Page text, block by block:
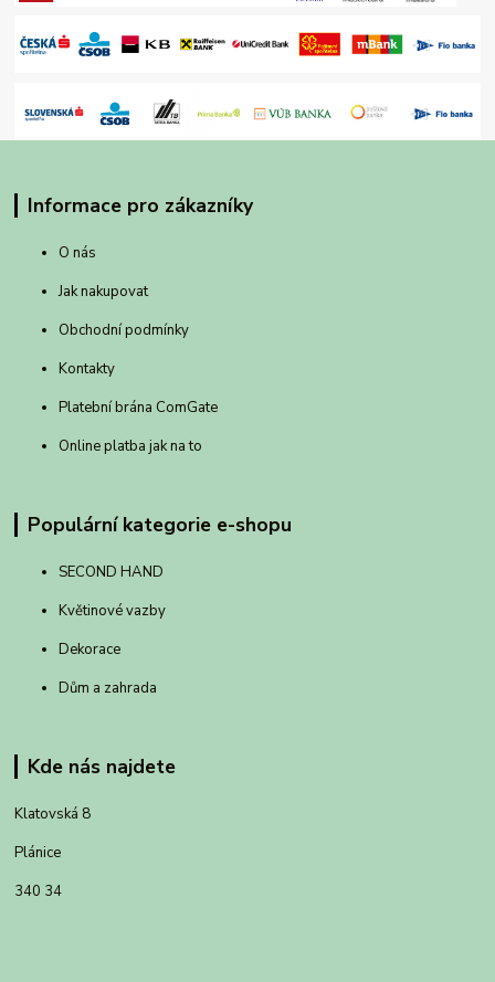
Informace pro zákazníky
O nás
Jak nakupovat
Obchodní podmínky
Kontakty
Platební brána ComGate
Online platba jak na to
Populární kategorie e-shopu
SECOND HAND
Květinové vazby
Dekorace
Dům a zahrada
Kde nás najdete
Klatovská 8
Plánice
340 34